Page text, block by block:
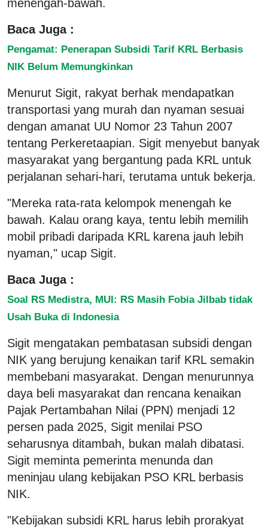
menengah-bawah.
Baca Juga :
Pengamat: Penerapan Subsidi Tarif KRL Berbasis
NIK Belum Memungkinkan
Menurut Sigit, rakyat berhak mendapatkan
transportasi yang murah dan nyaman sesuai
dengan amanat UU Nomor 23 Tahun 2007
tentang Perkeretaapian. Sigit menyebut banyak
masyarakat yang bergantung pada KRL untuk
perjalanan sehari-hari, terutama untuk bekerja.
"Mereka rata-rata kelompok menengah ke
bawah. Kalau orang kaya, tentu lebih memilih
mobil pribadi daripada KRL karena jauh lebih
nyaman," ucap Sigit.
Baca Juga :
Soal RS Medistra, MUI: RS Masih Fobia Jilbab tidak
Usah Buka di Indonesia
Sigit mengatakan pembatasan subsidi dengan
NIK yang berujung kenaikan tarif KRL semakin
membebani masyarakat. Dengan menurunnya
daya beli masyarakat dan rencana kenaikan
Pajak Pertambahan Nilai (PPN) menjadi 12
persen pada 2025, Sigit menilai PSO
seharusnya ditambah, bukan malah dibatasi.
Sigit meminta pemerinta menunda dan
meninjau ulang kebijakan PSO KRL berbasis
NIK.
"Kebijakan subsidi KRL harus lebih prorakyat